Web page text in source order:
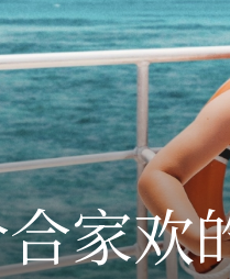
家欢